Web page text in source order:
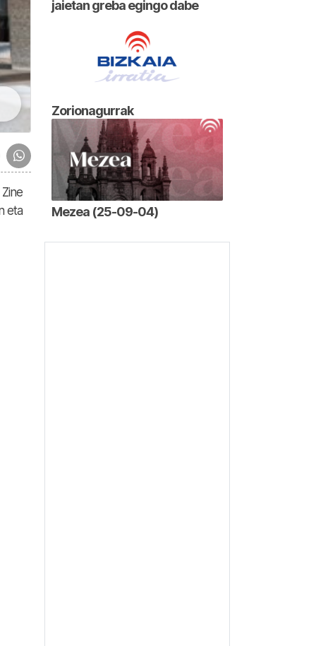
eta
jaietan greba egingo dabe
Zorionagurrak
Mezea (25-09-04)